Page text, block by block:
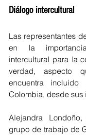
Diálogo intercultural
Las representantes
en la
intercultural para la
verdad, aspecto
encuentra
Colombia, desde sus
Alejandra
grupo de trabajo de